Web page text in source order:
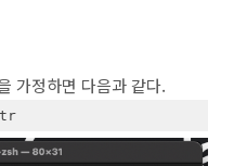
가정하면 다음과 같다.